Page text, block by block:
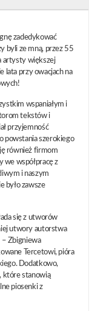
zadedykować
byli ze mną, przez 55
artysty większej
lata przy owacjach na
wspaniałym i
tekstów i
przyjemność
powstania szerokiego
również firmom
we współpracę z
i naszym
było zawsze
się z utworów
utwory autorstwa
– Zbigniewa
Tercetowi, pióra
Dodatkowo,
które stanowią
piosenki z